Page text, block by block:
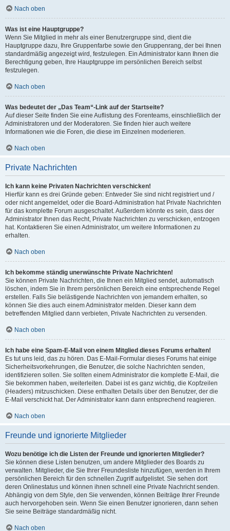
Nach oben
Was ist eine Hauptgruppe?
Wenn Sie Mitglied in mehr als einer Benutzergruppe sind, dient die
Hauptgruppe dazu, Ihre Gruppenfarbe sowie den Gruppenrang, der bei Ihnen
standardmäßig angezeigt wird, festzulegen. Ein Administrator kann Ihnen die
Berechtigung geben, Ihre Hauptgruppe im persönlichen Bereich selbst
festzulegen.
Nach oben
Was bedeutet der „Das Team“-Link auf der Startseite?
Auf dieser Seite finden Sie eine Auflistung des Forenteams, einschließlich der
Administratoren und der Moderatoren. Sie finden hier auch weitere
Informationen wie die Foren, die diese im Einzelnen moderieren.
Nach oben
Private Nachrichten
Ich kann keine Privaten Nachrichten verschicken!
Hierfür kann es drei Gründe geben: Entweder Sie sind nicht registriert und /
oder nicht angemeldet, oder die Board-Administration hat Private Nachrichten
für das komplette Forum ausgeschaltet. Außerdem könnte es sein, dass der
Administrator Ihnen das Recht, Private Nachrichten zu verschicken, entzogen
hat. Kontaktieren Sie einen Administrator, um weitere Informationen zu
erhalten.
Nach oben
Ich bekomme ständig unerwünschte Private Nachrichten!
Sie können Private Nachrichten, die Ihnen ein Mitglied sendet, automatisch
löschen, indem Sie in Ihrem persönlichen Bereich eine entsprechende Regel
erstellen. Falls Sie belästigende Nachrichten von jemandem erhalten, so
können Sie dies auch einem Administrator melden. Dieser kann dem
betreffenden Mitglied dann verbieten, Private Nachrichten zu versenden.
Nach oben
Ich habe eine Spam-E-Mail von einem Mitglied dieses Forums erhalten!
Es tut uns leid, das zu hören. Das E-Mail-Formular dieses Forums hat einige
Sicherheitsvorkehrungen, die Benutzer, die solche Nachrichten senden,
identifizieren sollen. Sie sollten einem Administrator die komplette E-Mail, die
Sie bekommen haben, weiterleiten. Dabei ist es ganz wichtig, die Kopfzeilen
(Headers) mitzuschicken. Diese enthalten Details über den Benutzer, der die
E-Mail verschickt hat. Der Administrator kann dann entsprechend reagieren.
Nach oben
Freunde und ignorierte Mitglieder
Wozu benötige ich die Listen der Freunde und ignorierten Mitglieder?
Sie können diese Listen benutzen, um andere Mitglieder des Boards zu
verwalten. Mitglieder, die Sie Ihrer Freundesliste hinzufügen, werden in Ihrem
persönlichen Bereich für den schnellen Zugriff aufgelistet. Sie sehen dort
deren Onlinestatus und können ihnen schnell eine Private Nachricht senden.
Abhängig von dem Style, den Sie verwenden, können Beiträge Ihrer Freunde
auch hervorgehoben sein. Wenn Sie einen Benutzer ignorieren, dann sehen
Sie seine Beiträge standardmäßig nicht.
Nach oben